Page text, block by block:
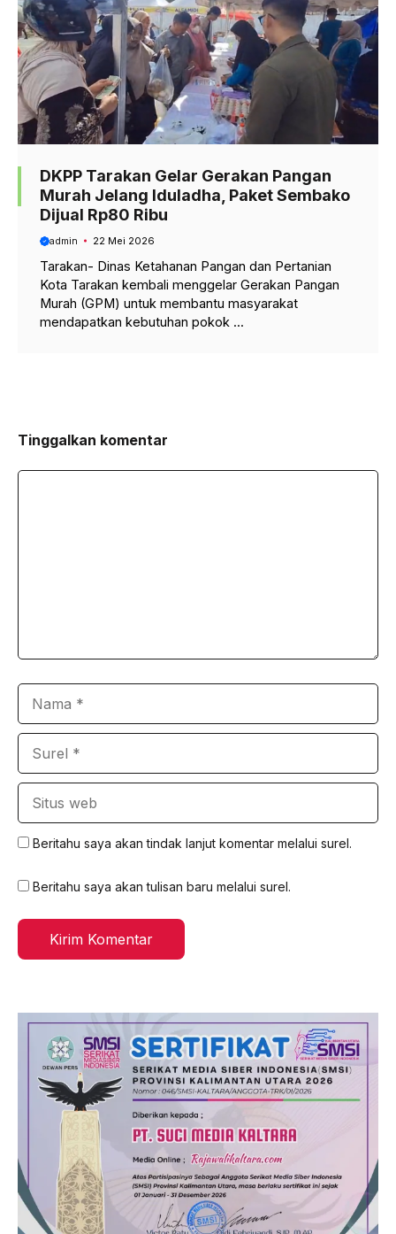
DKPP Tarakan Gelar Gerakan Pangan
Murah Jelang Iduladha, Paket Sembako
Dijual Rp80 Ribu
admin 22 Mei 2026
Tarakan- Dinas Ketahanan Pangan dan Pertanian
Kota Tarakan kembali menggelar Gerakan Pangan
Murah (GPM) untuk membantu masyarakat
mendapatkan kebutuhan pokok ...
Tinggalkan komentar
Beritahu saya akan tindak lanjut komentar melalui surel.
Beritahu saya akan tulisan baru melalui surel.